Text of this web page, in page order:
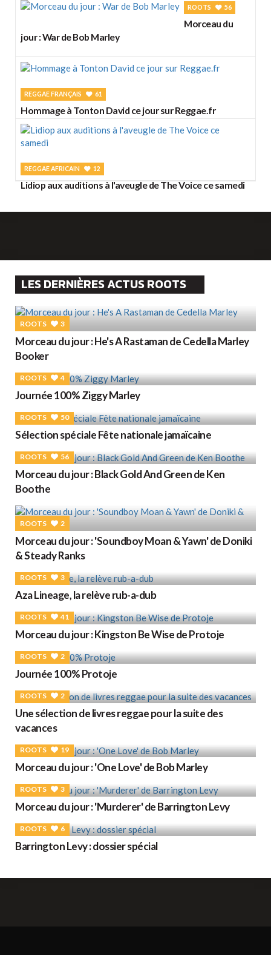
ROOTS 56
Morceau du
jour : War de Bob Marley
REGGAE FRANÇAIS 61
Hommage à Tonton David ce jour sur Reggae.fr
REGGAE AFRICAIN 12
Lidiop aux auditions à l'aveugle de The Voice ce samedi
LES DERNIÈRES ACTUS ROOTS
ROOTS 3
Morceau du jour : He's A Rastaman de Cedella Marley
Booker
ROOTS 4
Journée 100% Ziggy Marley
ROOTS 50
Sélection spéciale Fête nationale jamaïcaine
ROOTS 56
Morceau du jour : Black Gold And Green de Ken
Boothe
ROOTS 2
Morceau du jour : 'Soundboy Moan & Yawn' de Doniki
& Steady Ranks
ROOTS 3
Aza Lineage, la relève rub-a-dub
ROOTS 41
Morceau du jour : Kingston Be Wise de Protoje
ROOTS 2
Journée 100% Protoje
ROOTS 2
Une sélection de livres reggae pour la suite des
vacances
ROOTS 19
Morceau du jour : 'One Love' de Bob Marley
ROOTS 3
Morceau du jour : 'Murderer' de Barrington Levy
ROOTS 6
Barrington Levy : dossier spécial